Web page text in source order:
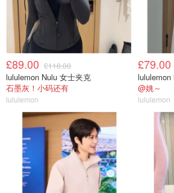
£89.00 £118.00
lululemon Nulu 女士夹克
石墨灰！小码还有
lululemon
£79.00
@姚～
lululemon